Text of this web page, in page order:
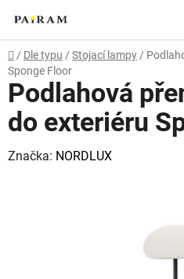
obsah
Domů
/ Dle typu / Stojací lampy /
Sponge Floor
Podlahová
do exteriéru
Značka: NORDLUX